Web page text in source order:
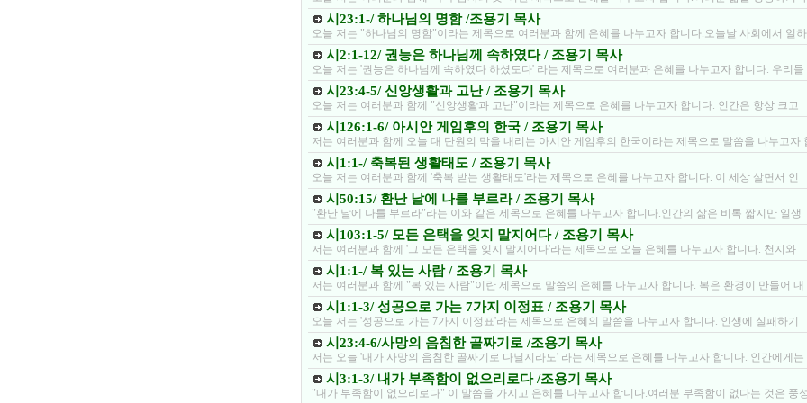
시23:1-/ 하나님의 명함 /조용기 목사
오늘 저는 "하나님의 명함"이라는 제목으로 여러분과 함께 은혜를 나누고자 합니다.오늘날 사회에서 일하
시2:1-12/ 권능은 하나님께 속하였다 / 조용기 목사
오늘 저는 '권능은 하나님께 속하였다 하셨도다' 라는 제목으로 여러분과 은혜를 나누고자 합니다. 우리들
시23:4-5/ 신앙생활과 고난 / 조용기 목사
오늘 저는 여러분과 함께 "신앙생활과 고난"이라는 제목으로 은혜를 나누고자 합니다. 인간은 항상 크고
시126:1-6/ 아시안 게임후의 한국 / 조용기 목사
저는 여러분과 함께 오늘 대 단원의 막을 내리는 아시안 게임후의 한국이라는 제목으로 말씀을 나누고자
시1:1-/ 축복된 생활태도 / 조용기 목사
오늘 저는 여러분과 함께 '축복 받는 생활태도'라는 제목으로 은혜를 나누고자 합니다. 이 세상 살면서 인
시50:15/ 환난 날에 나를 부르라 / 조용기 목사
"환난 날에 나를 부르라"라는 이와 같은 제목으로 은혜를 나누고자 합니다.인간의 삶은 비록 짧지만 일생
시103:1-5/ 모든 은택을 잊지 말지어다 / 조용기 목사
저는 여러분과 함께 '그 모든 은택을 잊지 말지어다'라는 제목으로 오늘 은혜를 나누고자 합니다. 천지와
시1:1-/ 복 있는 사람 / 조용기 목사
저는 여러분과 함께 "복 있는 사람"이란 제목으로 말씀의 은혜를 나누고자 합니다. 복은 환경이 만들어 내
시1:1-3/ 성공으로 가는 7가지 이정표 / 조용기 목사
오늘 저는 '성공으로 가는 7가지 이정표'라는 제목으로 은혜의 말씀을 나누고자 합니다. 인생에 실패하기
시23:4-6/사망의 음침한 골짜기로 /조용기 목사
저는 오늘 '내가 사망의 음침한 골짜기로 다닐지라도' 라는 제목으로 은혜를 나누고자 합니다. 인간에게는
시3:1-3/ 내가 부족함이 없으리로다 /조용기 목사
"내가 부족함이 없으리로다" 이 말씀을 가지고 은혜를 나누고자 합니다.여러분 부족함이 없다는 것은 풍